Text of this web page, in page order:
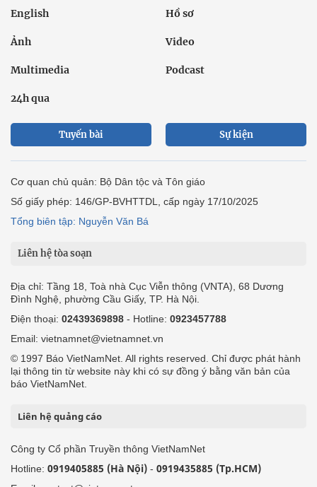
English Hồ sơ
Ảnh Video
Multimedia Podcast
24h qua
Tuyến bài Sự kiện
Cơ quan chủ quản: Bộ Dân tộc và Tôn giáo
Số giấy phép: 146/GP-BVHTTDL, cấp ngày 17/10/2025
Tổng biên tập: Nguyễn Văn Bá
Liên hệ tòa soạn
Địa chỉ: Tầng 18, Toà nhà Cục Viễn thông (VNTA), 68 Dương
Đình Nghệ, phường Cầu Giấy, TP. Hà Nội.
Điện thoại: 02439369898 - Hotline: 0923457788
Email: vietnamnet@vietnamnet.vn
© 1997 Báo VietNamNet. All rights reserved. Chỉ được phát hành
lại thông tin từ website này khi có sự đồng ý bằng văn bản của
báo VietNamNet.
Liên hệ quảng cáo
Công ty Cổ phần Truyền thông VietNamNet
Hotline: 0919405885 (Hà Nội) - 0919435885 (Tp.HCM)